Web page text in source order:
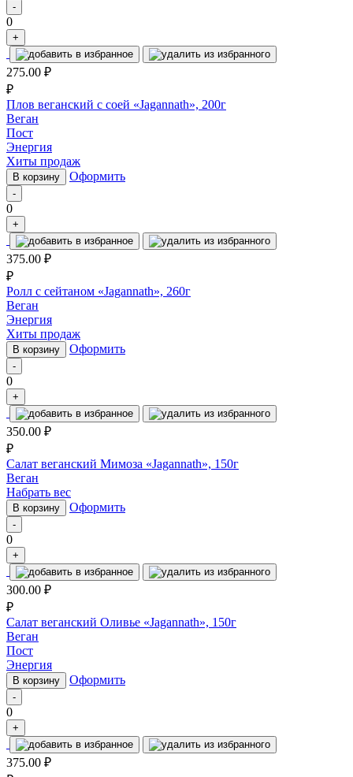
-
0
+
275.00 ₽
₽
Плов веганский с соей «Jagannath», 200г
Веган
Пост
Энергия
Хиты продаж
В корзину Оформить
-
0
+
375.00 ₽
₽
Ролл с сейтаном «Jagannath», 260г
Веган
Энергия
Хиты продаж
В корзину Оформить
-
0
+
350.00 ₽
₽
Салат веганский Мимоза «Jagannath», 150г
Веган
Набрать вес
В корзину Оформить
-
0
+
300.00 ₽
₽
Салат веганский Оливье «Jagannath», 150г
Веган
Пост
Энергия
В корзину Оформить
-
0
+
375.00 ₽